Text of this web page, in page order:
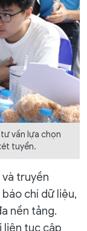
vấn lựa chọn
tuyển.
và truyền
chí dữ liệu,
nền tảng.
liên tục cập